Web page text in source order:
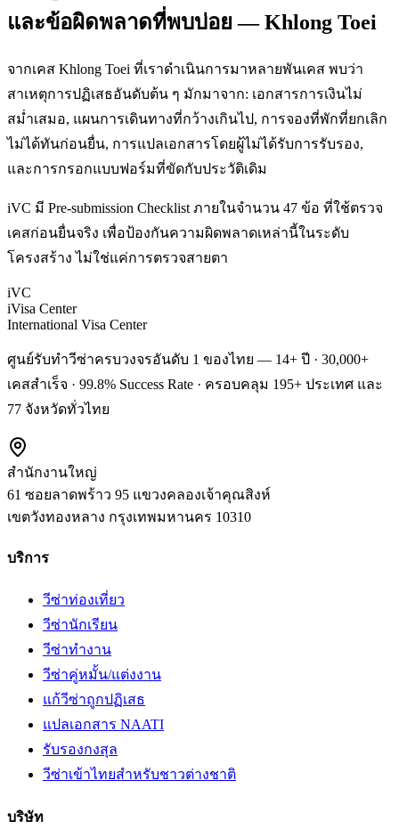
และข้อผิดพลาดที่พบบ่อย — Khlong Toei
จากเคส Khlong Toei ที่เราดำเนินการมาหลายพันเคส พบว่า
สาเหตุการปฏิเสธอันดับต้น ๆ มักมาจาก: เอกสารการเงินไม่
สม่ำเสมอ, แผนการเดินทางที่กว้างเกินไป, การจองที่พักที่ยกเลิก
ไม่ได้ทันก่อนยื่น, การแปลเอกสารโดยผู้ไม่ได้รับการรับรอง,
และการกรอกแบบฟอร์มที่ขัดกับประวัติเดิม
iVC มี Pre-submission Checklist ภายในจำนวน 47 ข้อ ที่ใช้ตรวจ
เคสก่อนยื่นจริง เพื่อป้องกันความผิดพลาดเหล่านี้ในระดับ
โครงสร้าง ไม่ใช่แค่การตรวจสายตา
iVC
iVisa Center
International Visa Center
ศูนย์รับทำวีซ่าครบวงจรอันดับ 1 ของไทย — 14+ ปี · 30,000+
เคสสำเร็จ · 99.8% Success Rate · ครอบคลุม 195+ ประเทศ และ
77 จังหวัดทั่วไทย
สำนักงานใหญ่
61 ซอยลาดพร้าว 95 แขวงคลองเจ้าคุณสิงห์
เขตวังทองหลาง กรุงเทพมหานคร 10310
บริการ
วีซ่าท่องเที่ยว
วีซ่านักเรียน
วีซ่าทำงาน
วีซ่าคู่หมั้น/แต่งงาน
แก้วีซ่าถูกปฏิเสธ
แปลเอกสาร NAATI
รับรองกงสุล
วีซ่าเข้าไทยสำหรับชาวต่างชาติ
บริษัท